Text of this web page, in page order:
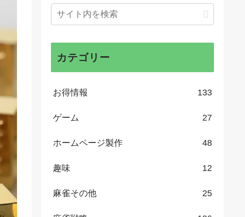
カテゴリー
お得情報 133
ゲーム 27
ホームページ製作 48
趣味 12
麻雀その他 25